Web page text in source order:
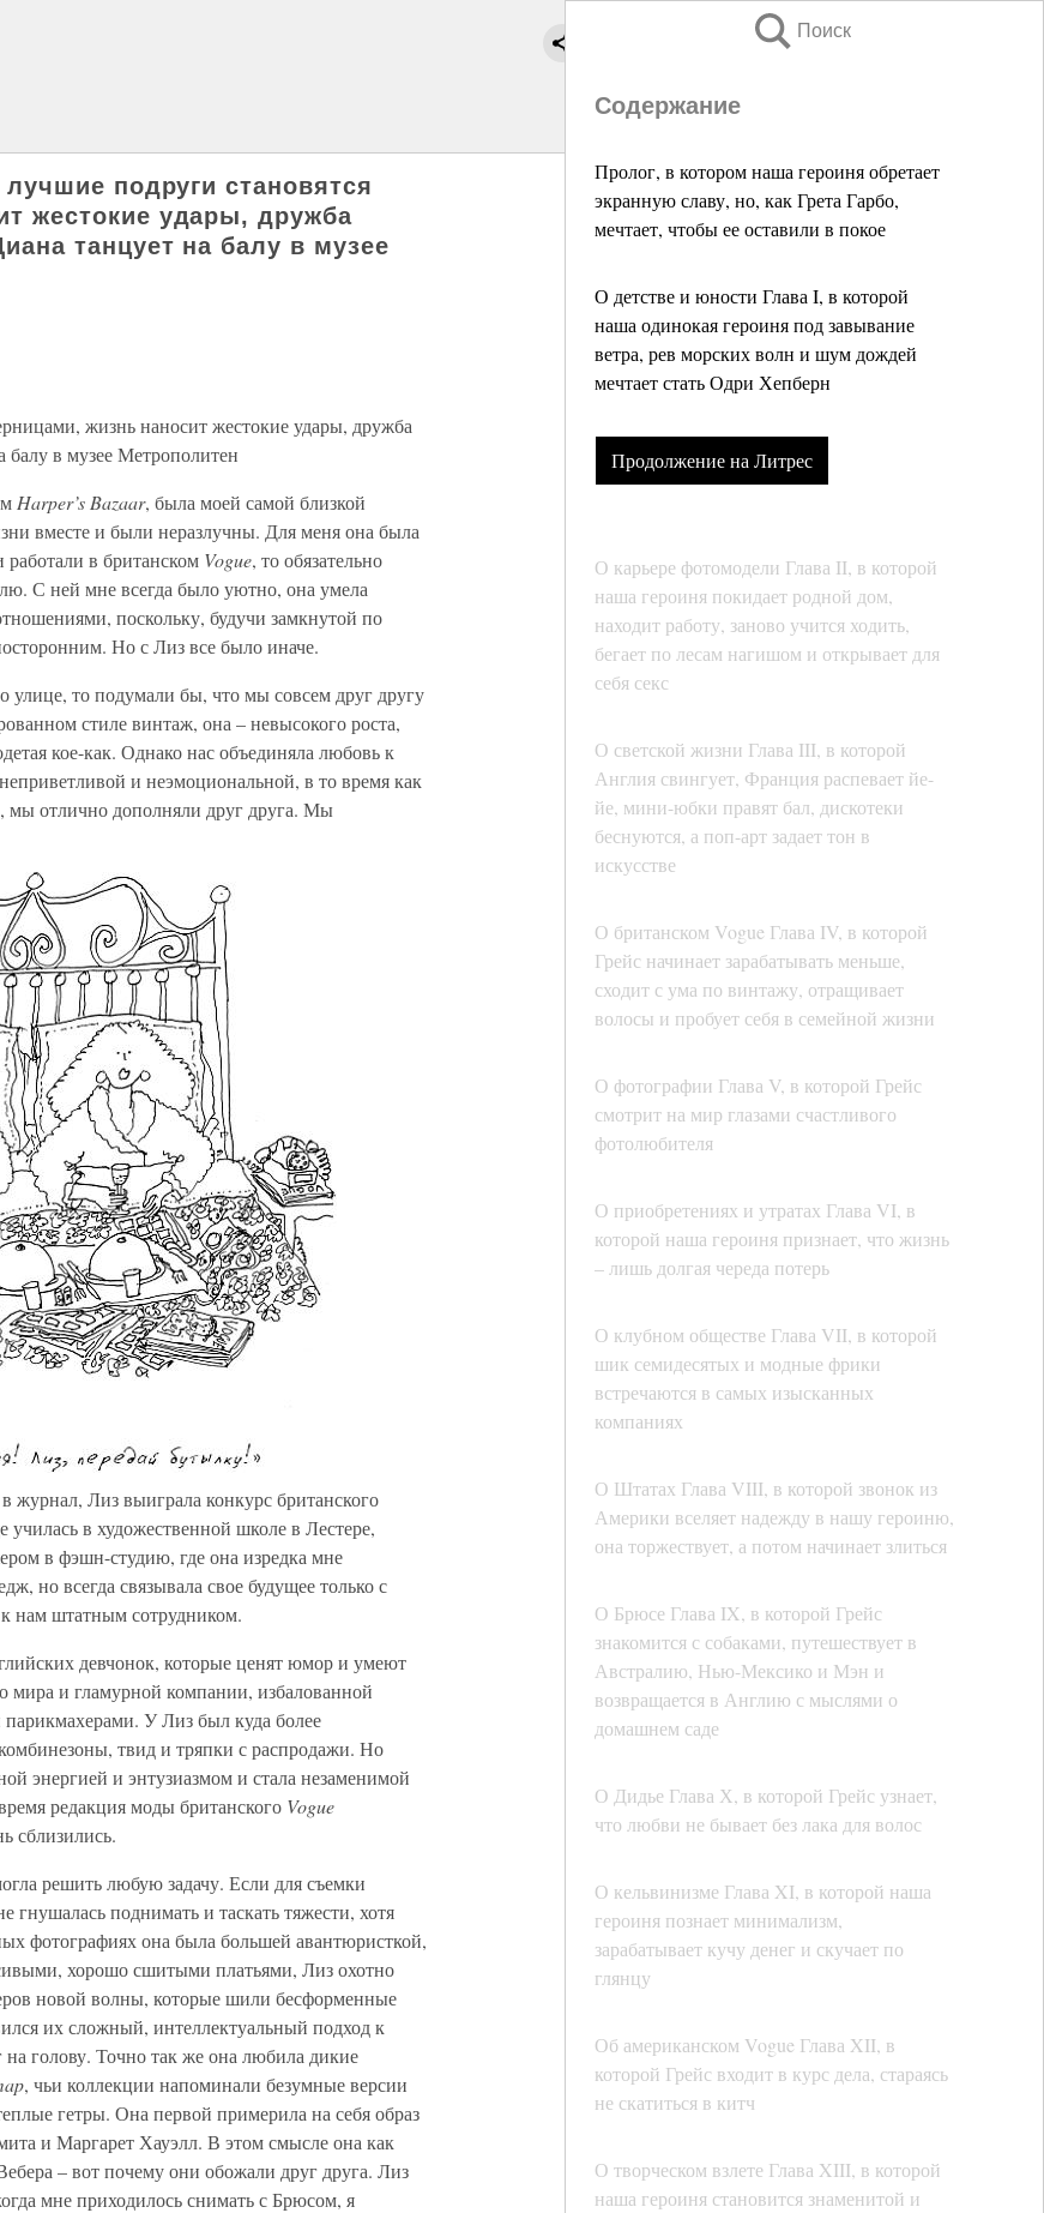
Поиск
Содержание
Пролог, в котором наша героиня обретает
экранную славу, но, как Грета Гарбо,
мечтает, чтобы ее оставили в покое
О детстве и юности Глава I, в которой
наша одинокая героиня под завывание
ветра, рев морских волн и шум дождей
мечтает стать Одри Хепберн
Продолжение на Литрес
О карьере фотомодели Глава II, в которой
наша героиня покидает родной дом,
находит работу, заново учится ходить,
бегает по лесам нагишом и открывает для
себя секс
О светской жизни Глава III, в которой
Англия свингует, Франция распевает йе-
йе, мини-юбки правят бал, дискотеки
беснуются, а поп-арт задает тон в
искусстве
О британском Vogue Глава IV, в которой
Грейс начинает зарабатывать меньше,
сходит с ума по винтажу, отращивает
волосы и пробует себя в семейной жизни
О фотографии Глава V, в которой Грейс
смотрит на мир глазами счастливого
фотолюбителя
О приобретениях и утратах Глава VI, в
которой наша героиня признает, что жизнь
– лишь долгая череда потерь
О клубном обществе Глава VII, в которой
шик семидесятых и модные фрики
встречаются в самых изысканных
компаниях
О Штатах Глава VIII, в которой звонок из
Америки вселяет надежду в нашу героиню,
она торжествует, а потом начинает злиться
О Брюсе Глава IX, в которой Грейс
знакомится с собаками, путешествует в
Австралию, Нью-Мексико и Мэн и
возвращается в Англию с мыслями о
домашнем саде
О Дидье Глава Х, в которой Грейс узнает,
что любви не бывает без лака для волос
О кельвинизме Глава XI, в которой наша
героиня познает минимализм,
зарабатывает кучу денег и скучает по
глянцу
Об американском Vogue Глава XII, в
которой Грейс входит в курс дела, стараясь
не скатиться в китч
О творческом взлете Глава XIII, в которой
наша героиня становится знаменитой и
подруги становятся
жестокие удары, дружба
танцует на балу в музее
жизнь наносит жестокие удары, дружба
балу в музее Метрополитен
Harper’s Bazaar, была моей самой близкой
вместе и были неразлучны. Для меня она была
в британском Vogue, то обязательно
С ней мне всегда было уютно, она умела
поскольку, будучи замкнутой по
Но с Лиз все было иначе.
то подумали бы, что мы совсем друг другу
стиле винтаж, она – невысокого роста,
кое-как. Однако нас объединяла любовь к
и неэмоциональной, в то время как
мы отлично дополняли друг друга. Мы
журнал, Лиз выиграла конкурс британского
в художественной школе в Лестере,
в фэшн-студию, где она изредка мне
но всегда связывала свое будущее только с
нам штатным сотрудником.
девчонок, которые ценят юмор и умеют
мира и гламурной компании, избалованной
У Лиз был куда более
твид и тряпки с распродажи. Но
энергией и энтузиазмом и стала незаменимой
редакция моды британского Vogue
сблизились.
решить любую задачу. Если для съемки
гнушалась поднимать и таскать тяжести, хотя
фотографиях она была большей авантюристкой,
хорошо сшитыми платьями, Лиз охотно
новой волны, которые шили бесформенные
их сложный, интеллектуальный подход к
голову. Точно так же она любила дикие
, чьи коллекции напоминали безумные версии
гетры. Она первой примерила на себя образ
и Маргарет Хауэлл. В этом смысле она как
– вот почему они обожали друг друга. Лиз
мне приходилось снимать с Брюсом, я